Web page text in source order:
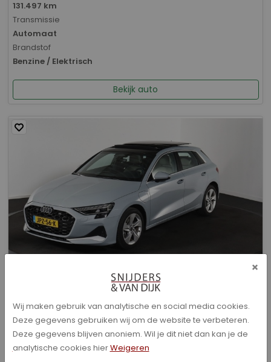
131.497 km
Transmissie
Automaat
Brandstof
Benzine / Elektrisch
Bekijk auto
Audi A3 - Sportback 40 TFSI e Advanced edition
Bouwjaar
01-2026
Kilometerstand
×
Wij maken gebruik van analytische en social media cookies.
Deze gegevens gebruiken wij om de website te verbeteren.
Deze gegevens blijven anoniem. Wil je dit niet dan kan je de
analytische cookies hierWeigeren